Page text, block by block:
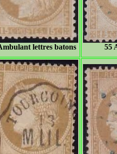
lettres batons 55